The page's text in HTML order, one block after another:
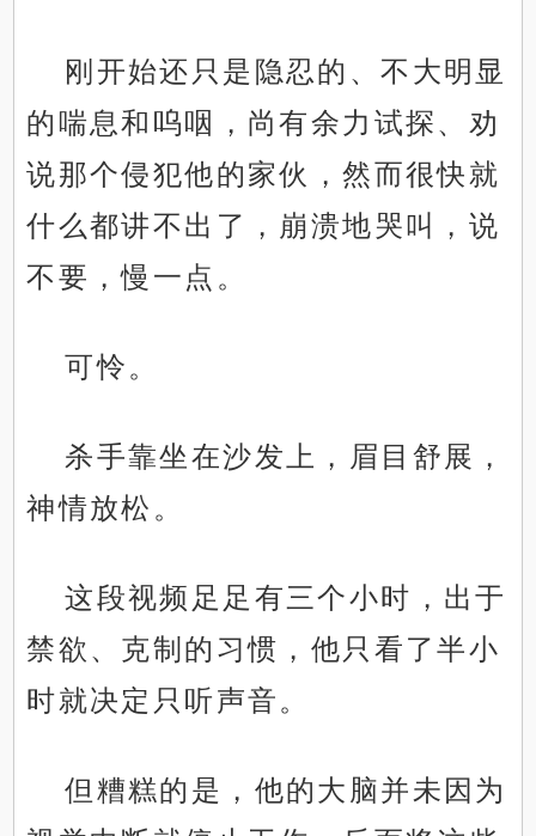
刚开始还只是隐忍的、不大明显
的喘息和呜咽，尚有余力试探、劝
说那个侵犯他的家伙，然而很快就
什么都讲不出了，崩溃地哭叫，说
不要，慢一点。
可怜。
杀手靠坐在沙发上，眉目舒展，
神情放松。
这段视频足足有三个小时，出于
禁欲、克制的习惯，他只看了半小
时就决定只听声音。
但糟糕的是，他的大脑并未因为